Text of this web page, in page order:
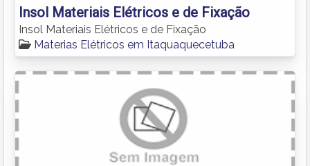
Insol Materiais Elétricos e de Fixação
Insol Materiais Elétricos e de Fixação
Materias Elétricos em Itaquaquecetuba